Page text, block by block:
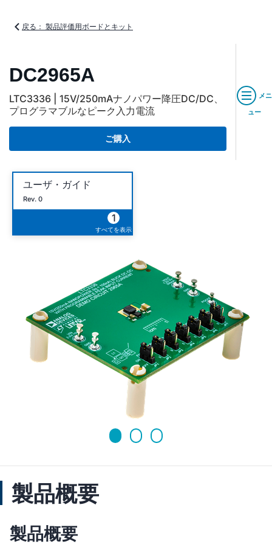
戻る： 製品評価用ボードとキット
DC2965A
LTC3336 | 15V/250mAナノパワー降圧DC/DC、
プログラマブルなピーク入力電流
ご購入
メニ
ュー
ユーザ・ガイド
Rev. 0
1
すべてを表示
製品概要
製品概要